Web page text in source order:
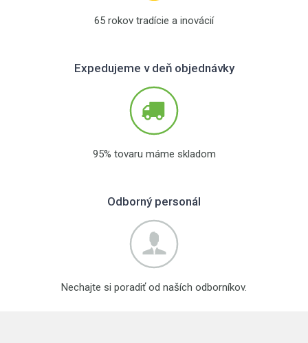
65 rokov tradície a inovácií
Expedujeme v deň objednávky
95% tovaru máme skladom
Odborný personál
Nechajte si poradiť od naších odborníkov.